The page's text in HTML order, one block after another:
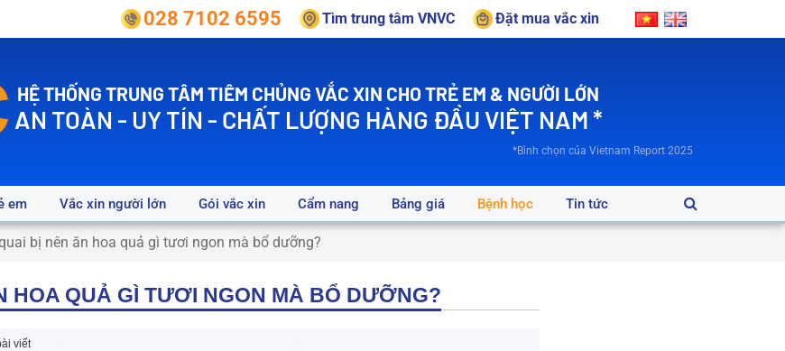
028 7102 6595 Tìm trung tâm VNVC Đặt mua vắc xin
HỆ THỐNG TRUNG TÂM TIÊM CHỦNG VẮC XIN CHO TRẺ EM & NGƯỜI LỚN
AN TOÀN - UY TÍN - CHẤT LƯỢNG HÀNG ĐẦU VIỆT NAM *
*Bình chọn của Vietnam Report 2025
em Vắc xin người lớn Gói vắc xin Cẩm nang Bảng giá Bệnh học Tin tức
bị nên ăn hoa quả gì tươi ngon mà bổ dưỡng?
HOA QUẢ GÌ TƯƠI NGON MÀ BỔ DƯỠNG?
viết